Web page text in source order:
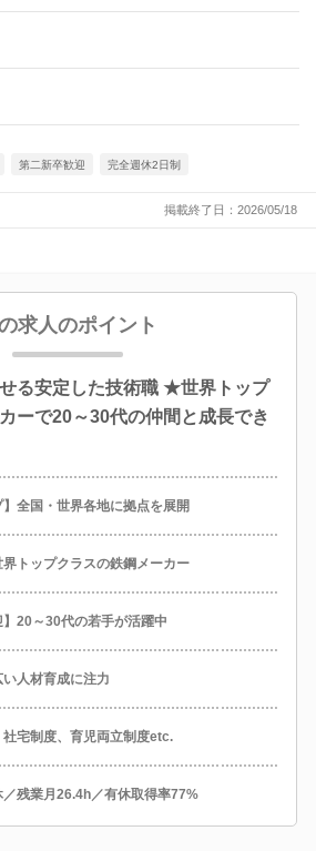
第二新卒歓迎 完全週休2日制
掲載終了日：2026/05/18
求人のポイント
る安定した技術職 ★世界トップ
ーで20～30代の仲間と成長でき
】全国・世界各地に拠点を展開
界トップクラスの鉄鋼メーカー
】20～30代の若手が活躍中
い人材育成に注力
社宅制度、育児両立制度etc.
／残業月26.4h／有休取得率77%